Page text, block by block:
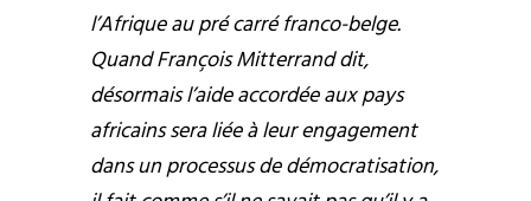
l’Afrique au pré carré franco-belge.
Quand François Mitterrand dit,
désormais l’aide accordée aux pays
africains sera liée à leur engagement
dans un processus de démocratisation,